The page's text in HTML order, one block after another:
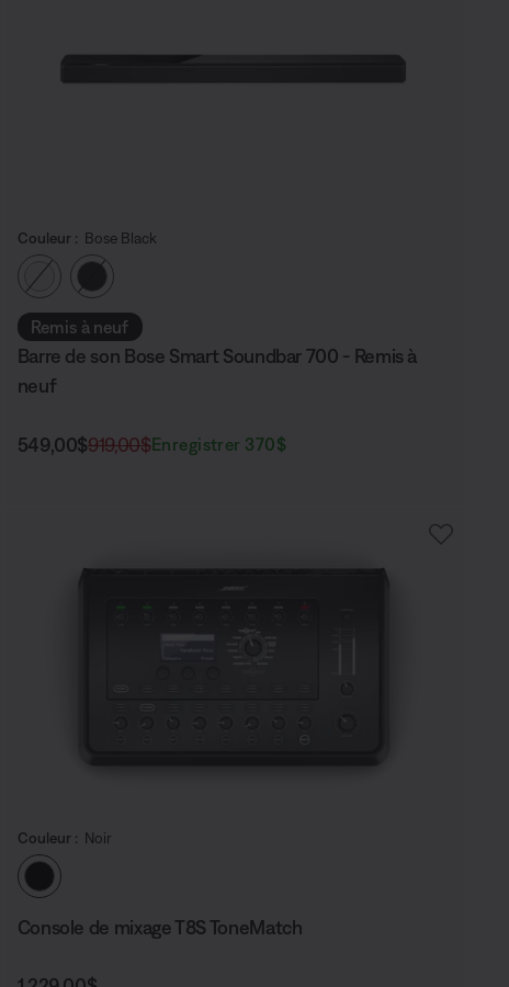
Couleur : Bose Black
Choisissez la couleur
Remis à neuf
Barre de son Bose Smart Soundbar 700 - Remis à
neuf
Prix actuel :
549,00$Prix original :
919,00$Enregistrer 370$
Couleur : Noir
Choisissez la couleur
Console de mixage T8S ToneMatch